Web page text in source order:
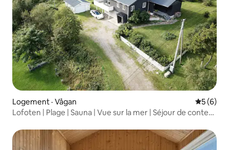
Logement · Vågan Note
5 (6)
Lofoten | Plage | Sauna | Vue sur la mer | Séjour de conte